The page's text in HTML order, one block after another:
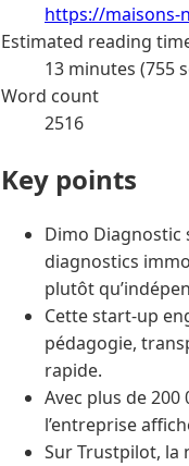
https://maisons-
Estimated reading
13 minutes (755
Word count
2516
Key points
Dimo Diagnostic
diagnostics
plutôt
Cette start-up
pédagogie,
rapide.
Avec plus de
l’entreprise
Sur Trustpilot, la